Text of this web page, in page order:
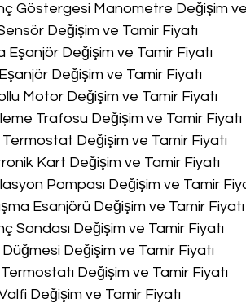
Göstergesi Manometre Değişim ve
Değişim ve Tamir Fiyatı
Eşanjör Değişim ve Tamir Fiyatı
Değişim ve Tamir Fiyatı
Motor Değişim ve Tamir Fiyatı
Trafosu Değişim ve Tamir Fiyatı
Değişim ve Tamir Fiyatı
Kart Değişim ve Tamir Fiyatı
Pompası Değişim ve Tamir
Esanjörü Değişim ve Tamir Fiyatı
Sondası Değişim ve Tamir Fiyatı
Değişim ve Tamir Fiyatı
Değişim ve Tamir Fiyatı
Değişim ve Tamir Fiyatı